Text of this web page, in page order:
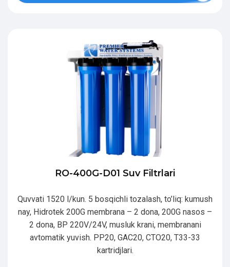
RO-400G-D01 Suv Filtrlari
Quvvati 1520 l/kun. 5 bosqichli tozalash, to’liq: kumush
nay, Hidrotek 200G membrana – 2 dona, 200G nasos –
2 dona, BP 220V/24V, musluk krani, membranani
avtomatik yuvish. PP20, GAC20, CTO20, T33-33
kartridjlari.